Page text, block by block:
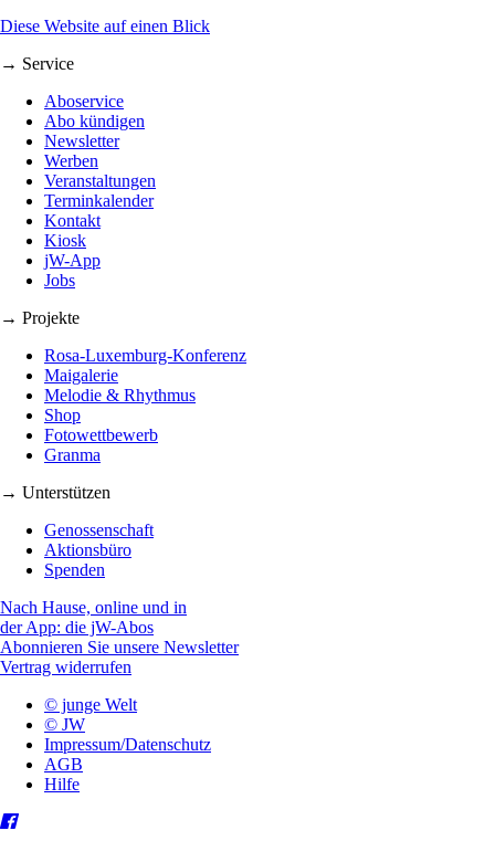
Diese Website auf einen Blick
→ Service
Aboservice
Abo kündigen
Newsletter
Werben
Veranstaltungen
Terminkalender
Kontakt
Kiosk
jW-App
Jobs
→ Projekte
Rosa-Luxemburg-Konferenz
Maigalerie
Melodie & Rhythmus
Shop
Fotowettbewerb
Granma
→ Unterstützen
Genossenschaft
Aktionsbüro
Spenden
Nach Hause, online und in
der App: die jW-Abos
Abonnieren Sie unsere Newsletter
Vertrag widerrufen
© junge Welt
© JW
Impressum/Datenschutz
AGB
Hilfe